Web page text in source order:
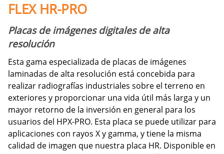
FLEX HR-PRO
Placas de imágenes digitales de alta
resolución
Esta gama especializada de placas de imágenes
laminadas de alta resolución está concebida para
realizar radiografías industriales sobre el terreno en
exteriores y proporcionar una vida útil más larga y un
mayor retorno de la inversión en general para los
usuarios del HPX-PRO. Esta placa se puede utilizar para
aplicaciones con rayos X y gamma, y tiene la misma
calidad de imagen que nuestra placa HR. Disponible en